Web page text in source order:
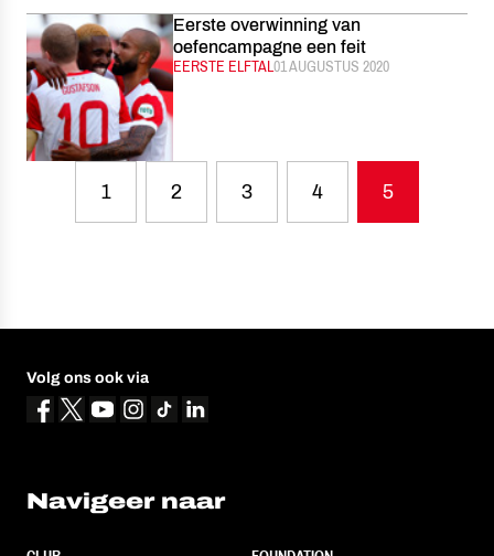
Eerste overwinning van
oefencampagne een feit
CATEGORIE:
EERSTE ELFTALGEPUBLICEERD:
01 AUGUSTUS 2020
1 2 3 4 5
Volg ons ook via
Navigeer naar